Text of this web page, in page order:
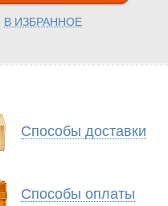
В ИЗБРАННОЕ
Способы доставки
Способы оплаты